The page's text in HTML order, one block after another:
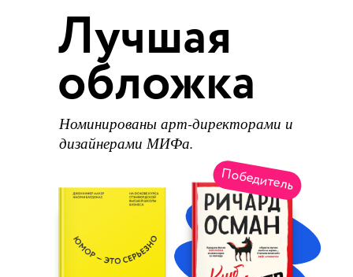
Лучшая
обложка
Номинированы арт-директорами и
дизайнерами МИФа.
Победитель